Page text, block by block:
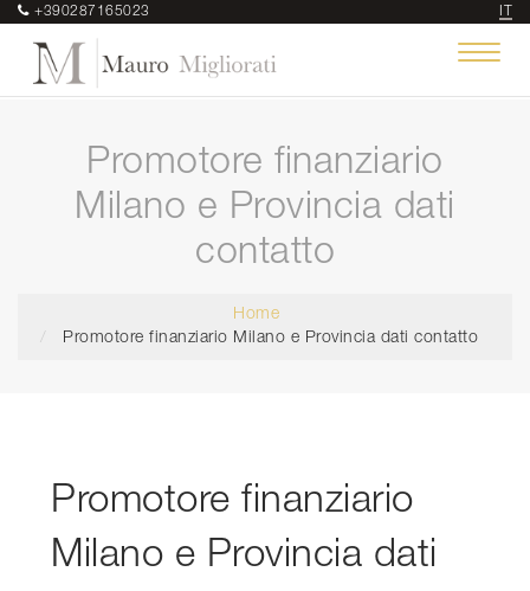
+390287165023
Toggle
Promotore finanziario
Milano e Provincia dati
contatto
Home
Promotore finanziario Milano e Provincia dati contatto
Promotore finanziario
Milano e Provincia dati